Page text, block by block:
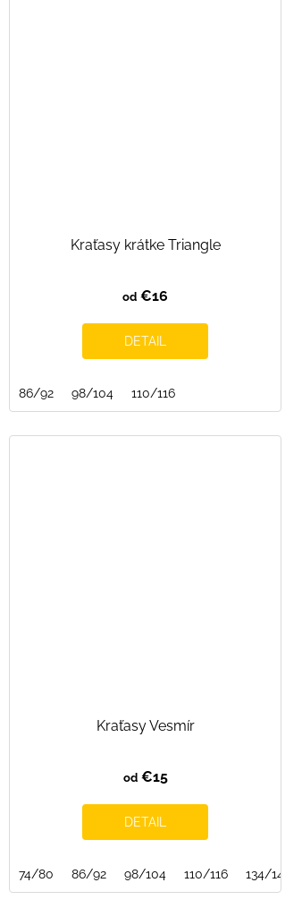
Kraťasy krátke Triangle
od €16
DETAIL
86/92 98/104 110/116
146/152
Kraťasy Vesmír
od€15
DETAIL
74/80 86/92 98/104 110/116 134/140